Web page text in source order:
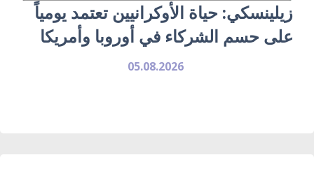
زيلينسكي: حياة الأوكرانيين تعتمد يومياً
على حسم الشركاء في أوروبا وأمريكا
05.08.2026